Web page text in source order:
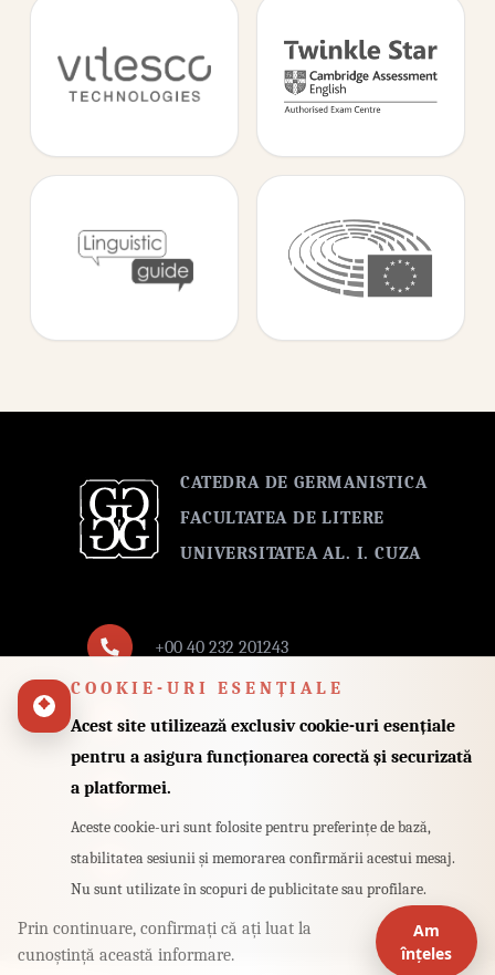
CATEDRA DE GERMANISTICA
FACULTATEA DE LITERE
UNIVERSITATEA AL. I. CUZA
+00 40 232 201243
Fax: +00 40 232 201251
Bd. Carol I, nr. 11, Iasi 700505
germanistik@uaic.ro
COOKIE-URI ESENȚIALE
Acest site utilizează exclusiv cookie-uri esențiale
pentru a asigura funcționarea corectă și securizată
a platformei.
Aceste cookie-uri sunt folosite pentru preferințe de bază,
stabilitatea sesiunii și memorarea confirmării acestui mesaj.
Nu sunt utilizate în scopuri de publicitate sau profilare.
Prin continuare, confirmați că ați luat la
cunoștință această informare.
Am
înțeles